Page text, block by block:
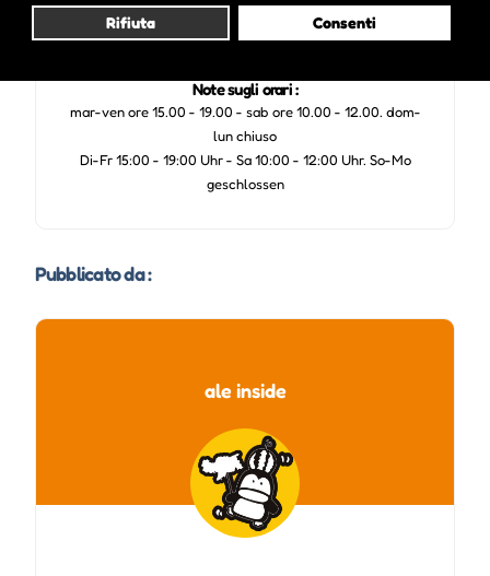
Rifiuta Consenti
Note sugli orari :
mar-ven ore 15.00 - 19.00 - sab ore 10.00 - 12.00. dom-
lun chiuso
Di-Fr 15:00 - 19:00 Uhr - Sa 10:00 - 12:00 Uhr. So-Mo
geschlossen
Pubblicato da :
ale inside